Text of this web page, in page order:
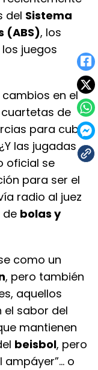
del Sistema
(ABS), los
juegos
en el
de
para cubrir
las jugadas
oficial se
para ser el
radio al juez
de bolas y
como un
, pero también
aquellos
sabor del
mantienen
beisbol, pero
ampáyer”… o